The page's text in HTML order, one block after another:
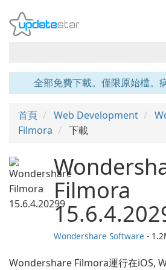
全部免費下載。僅限原始檔。
首頁 Web Development
Filmora
下載
Filmora
Wondershare Software -
Wondershare Filmora運行在iOS,